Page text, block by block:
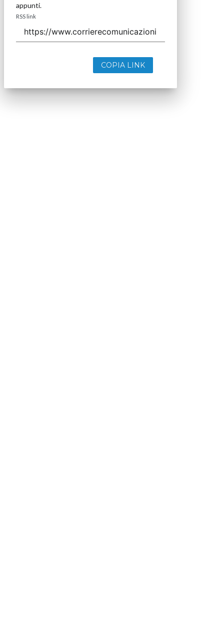
appunti.
RSS link
COPIA LINK